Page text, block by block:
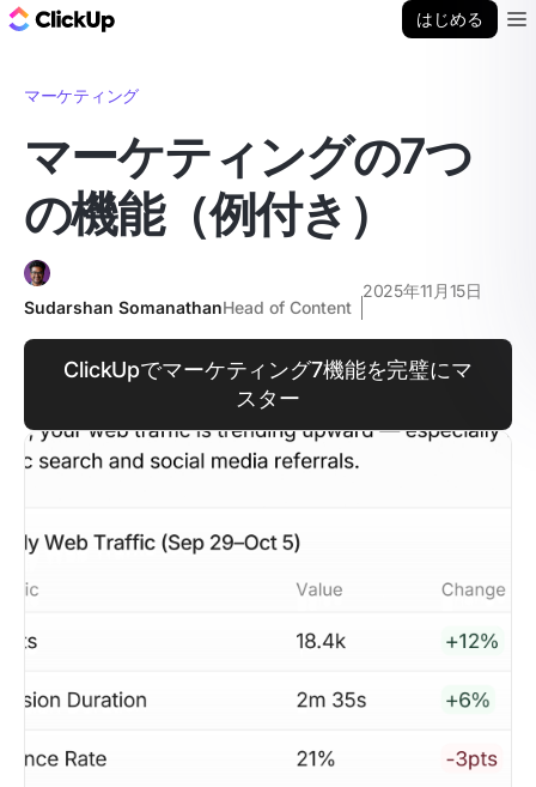
はじめる
マーケティング
マーケティングの7つ
の機能（例付き）
Sudarshan SomanathanHead of Content
2025年11月15日
ClickUpでマーケティング7機能を完璧にマ
スター